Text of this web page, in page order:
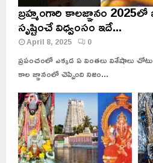
బ్రహ్మంగారి కాలజ్ఞానం
సృష్టించే విధ్వంసం ఇదే...
April 8, 2025 0
ప్రపంచంలో ఎక్కడ ఏ వింతలు విశేషాలు చోటు
కాల జ్ఞానంలో చెప్పింది నిజం...